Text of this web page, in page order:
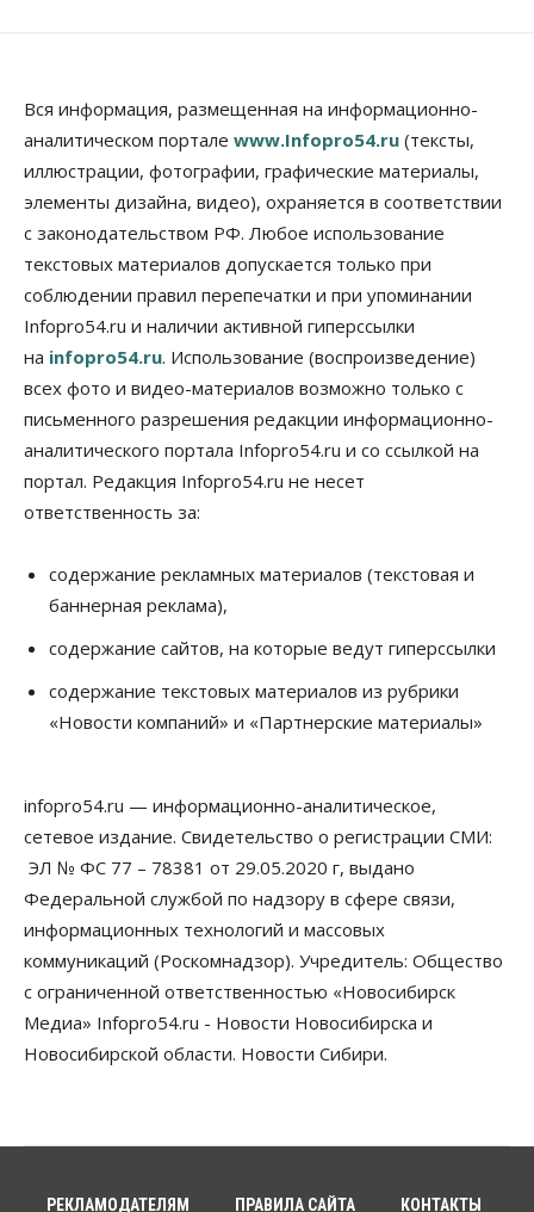
«бронировать» со школы
Авто Общество
Не катастрофа, а стресс-тест: эксперт
новосибирской сети СТО пояснил кому можно
заливать бензин Евро‑2
09 Августа 2026, 10:00
Бизнес
Работодатели Новосибирска заявили в центры
занятости почти 32 тысячи вакансий
09 Августа 2026, 09:00
Общество
Спрос на машино-места в
Новосибирской области вырос в полтора раза
К современному юридическому образованию в
России возникает много вопросов
08 Августа 2026, 17:00
Новосибирские вузы опубликовали
приказы о зачислении на бюджетные места
08 Августа 2026, 16:00
Искусственный интеллект впервые выписал
штраф за борщевик
08 Августа 2026, 15:00
Авто
Продажи подержанных электромобилей в
Новосибирской области растут второй месяц
08 Августа 2026, 13:00
Бизнес Общество
Детские центры Новосибирска
перегибают с «педагогикой успеха», считает
обратился в правительство РФ из-за атак на WB
Вся информация, размещенная на информационно-
аналитическом портале www.Infopro54.ru (тексты,
иллюстрации, фотографии, графические материалы,
элементы дизайна, видео), охраняется в соответствии
с законодательством РФ. Любое использование
текстовых материалов допускается только при
соблюдении правил перепечатки и при упоминании
Infopro54.ru и наличии активной гиперссылки
на infopro54.ru. Использование (воспроизведение)
всех фото и видео-материалов возможно только с
письменного разрешения редакции информационно-
аналитического портала Infopro54.ru и со ссылкой на
портал. Редакция Infopro54.ru не несет
ответственность за:
содержание рекламных материалов (текстовая и
баннерная реклама),
содержание сайтов, на которые ведут гиперссылки
содержание текстовых материалов из рубрики
«Новости компаний» и «Партнерские материалы»
infopro54.ru — информационно-аналитическое,
сетевое издание. Свидетельство о регистрации СМИ:
ЭЛ № ФС 77 – 78381 от 29.05.2020 г, выдано
Федеральной службой по надзору в сфере связи,
информационных технологий и массовых
коммуникаций (Роскомнадзор). Учредитель: Общество
с ограниченной ответственностью «Новосибирск
Медиа» Infopro54.ru - Новости Новосибирска и
Новосибирской области. Новости Сибири.
РЕКЛАМОДАТЕЛЯМ ПРАВИЛА САЙТА КОНТАКТЫ